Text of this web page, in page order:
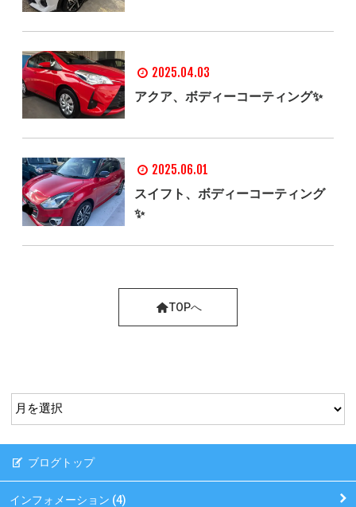
2025.04.03
アクア、ボディーコーティング✨
2025.06.01
スイフト、ボディーコーティング
✨
TOPへ
ブログトップ
インフォメーション (4)